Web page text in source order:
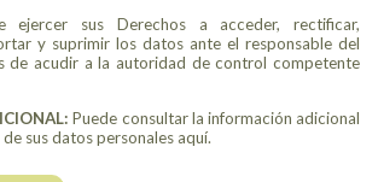
ejercer sus Derechos a acceder, rectificar,
y suprimir los datos ante el responsable del
de acudir a la autoridad de control competente
Puede consultar la información adicional
sus datos personales aquí.